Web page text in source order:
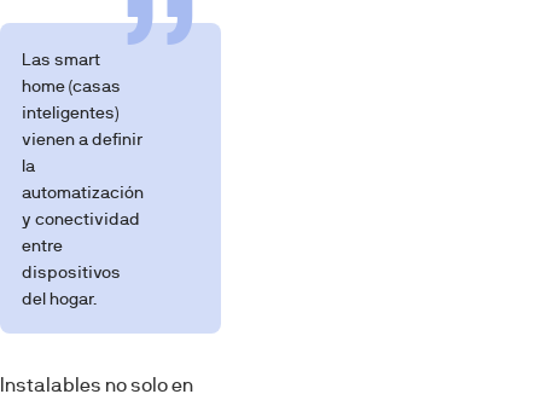
Las smart
home (casas
inteligentes)
vienen a definir
la
automatización
y conectividad
entre
dispositivos
del hogar.
Instalables no solo en